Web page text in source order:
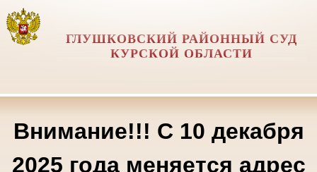
ГЛУШКОВСКИЙ РАЙОННЫЙ СУД
КУРСКОЙ ОБЛАСТИ
Внимание!!! С 10 декабря
2025 года меняется адрес